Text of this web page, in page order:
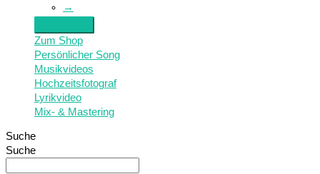
→
Zum Shop
Persönlicher Song
Musikvideos
Hochzeitsfotograf
Lyrikvideo
Mix- & Mastering
Suche
Suche